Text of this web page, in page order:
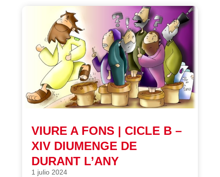
VIURE A FONS | CICLE B –
XIV DIUMENGE DE
DURANT L’ANY
1 julio 2024